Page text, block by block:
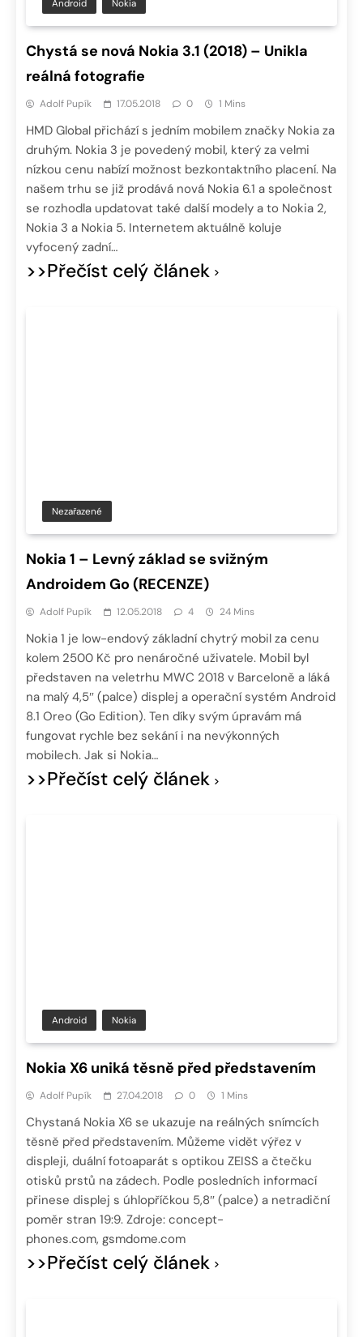
Android Nokia
Chystá se nová Nokia 3.1 (2018) – Unikla
reálná fotografie
Adolf Pupík 17.05.2018 0 1 Mins
HMD Global přichází s jedním mobilem značky Nokia za
druhým. Nokia 3 je povedený mobil, který za velmi
nízkou cenu nabízí možnost bezkontaktního placení. Na
našem trhu se již prodává nová Nokia 6.1 a společnost
se rozhodla updatovat také další modely a to Nokia 2,
Nokia 3 a Nokia 5. Internetem aktuálně koluje
vyfocený zadní…
>>Přečíst celý článek
Nezařazené
Nokia 1 – Levný základ se svižným
Androidem Go (RECENZE)
Adolf Pupík 12.05.2018 4 24 Mins
Nokia 1 je low-endový základní chytrý mobil za cenu
kolem 2500 Kč pro nenáročné uživatele. Mobil byl
představen na veletrhu MWC 2018 v Barceloně a láká
na malý 4,5″ (palce) displej a operační systém Android
8.1 Oreo (Go Edition). Ten díky svým úpravám má
fungovat rychle bez sekání i na nevýkonných
mobilech. Jak si Nokia…
>>Přečíst celý článek
Android Nokia
Nokia X6 uniká těsně před představením
Adolf Pupík 27.04.2018 0 1 Mins
Chystaná Nokia X6 se ukazuje na reálných snímcích
těsně před představením. Můžeme vidět výřez v
displeji, duální fotoaparát s optikou ZEISS a čtečku
otisků prstů na zádech. Podle posledních informací
přinese displej s úhlopříčkou 5,8″ (palce) a netradiční
poměr stran 19:9. Zdroje: concept-
phones.com, gsmdome.com
>>Přečíst celý článek